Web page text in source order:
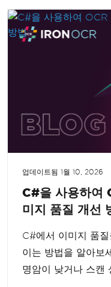
업데이트됨 1월 10, 2026
C#을 사용하여
미지 품질 개선
C#에서 이미지 품
이는 방법을 알아보
명암이 낮거나 스캔